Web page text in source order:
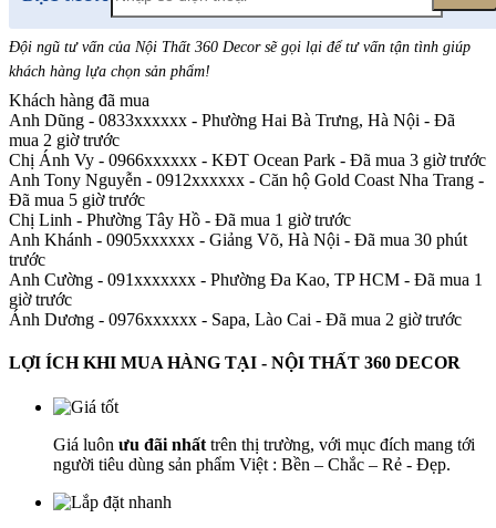
Đội ngũ tư vấn của Nội Thất 360 Decor sẽ gọi lại để tư vấn tận tình giúp
khách hàng lựa chọn sản phẩm!
Khách hàng đã mua
Anh Dũng - 0833xxxxxx - Phường Hai Bà Trưng, Hà Nội - Đã
mua 2 giờ trước
Chị Ánh Vy - 0966xxxxxx - KĐT Ocean Park - Đã mua 3 giờ trước
Anh Tony Nguyễn - 0912xxxxxx - Căn hộ Gold Coast Nha Trang -
Đã mua 5 giờ trước
Chị Linh - Phường Tây Hồ - Đã mua 1 giờ trước
Anh Khánh - 0905xxxxxx - Giảng Võ, Hà Nội - Đã mua 30 phút
trước
Anh Cường - 091xxxxxxx - Phường Đa Kao, TP HCM - Đã mua 1
giờ trước
Ánh Dương - 0976xxxxxx - Sapa, Lào Cai - Đã mua 2 giờ trước
LỢI ÍCH KHI MUA HÀNG TẠI - NỘI THẤT 360 DECOR
Giá luôn ưu đãi nhất trên thị trường, với mục đích mang tới
người tiêu dùng sản phẩm Việt : Bền – Chắc – Rẻ - Đẹp.